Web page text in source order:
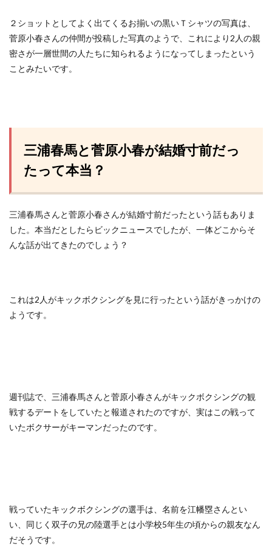
２ショットとしてよく出てくるお揃いの黒いＴシャツの写真は、
菅原小春さんの仲間が投稿した写真のようで、これにより2人の親
密さが一層世間の人たちに知られるようになってしまったという
ことみたいです。
三浦春馬と菅原小春が結婚寸前だっ
たって本当？
三浦春馬さんと菅原小春さんが結婚寸前だったという話もありま
した。本当だとしたらビックニュースでしたが、一体どこからそ
んな話が出てきたのでしょう？
これは2人がキックボクシングを見に行ったという話がきっかけの
ようです。
週刊誌で、三浦春馬さんと菅原小春さんがキックボクシングの観
戦するデートをしていたと報道されたのですが、実はこの戦って
いたボクサーがキーマンだったのです。
戦っていたキックボクシングの選手は、名前を江幡塁さんとい
い、同じく双子の兄の陸選手とは小学校5年生の頃からの親友なん
だそうです。